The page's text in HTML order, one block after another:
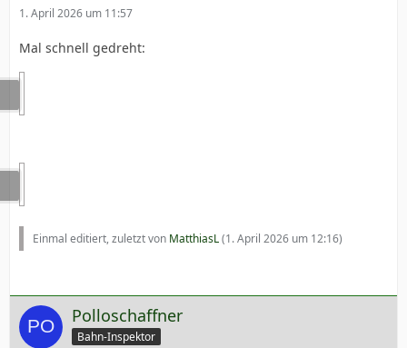
1. April 2026 um 11:57
Mal schnell gedreht:
Einmal editiert, zuletzt von MatthiasL(1. April 2026 um 12:16)
Polloschaffner
Bahn-Inspektor